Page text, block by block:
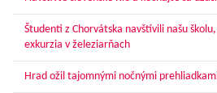
Študenti z Chorvátska navštívili našu
exkurzia v železiarňach
Hrad ožil tajomnými nočnými